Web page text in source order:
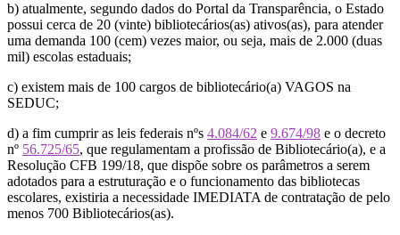
b) atualmente, segundo dados do Portal da Transparência, o Estado
possui cerca de 20 (vinte) bibliotecários(as) ativos(as), para atender
uma demanda 100 (cem) vezes maior, ou seja, mais de 2.000 (duas
mil) escolas estaduais;
c) existem mais de 100 cargos de bibliotecário(a) VAGOS na
SEDUC;
d) a fim cumprir as leis federais nºs 4.084/62 e 9.674/98 e o decreto
nº 56.725/65, que regulamentam a profissão de Bibliotecário(a), e a
Resolução CFB 199/18, que dispõe sobre os parâmetros a serem
adotados para a estruturação e o funcionamento das bibliotecas
escolares, existiria a necessidade IMEDIATA de contratação de pelo
menos 700 Bibliotecários(as).